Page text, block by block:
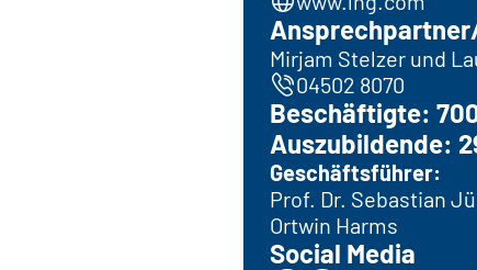
Mirjam Stelzer und
04502 8070
Beschäftigte:
Auszubildende:
Geschäftsführer:
Prof. Dr. Sebastian
Ortwin Harms
Social Media